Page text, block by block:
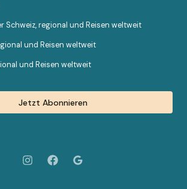
Schweiz, regional und Reisen weltweit
und Reisen weltweit
und Reisen weltweit